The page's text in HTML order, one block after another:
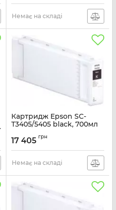
Немає на складі
L6550/L6570/L15180/L6580
Картридж Epson SC-
Т3405/5405 black, 700мл
17 405 грн
Немає на складі